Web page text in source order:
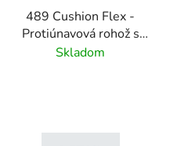
489 Cushion Flex -
Protiúnavová rohož s
diamantovým vzorom
Skladom